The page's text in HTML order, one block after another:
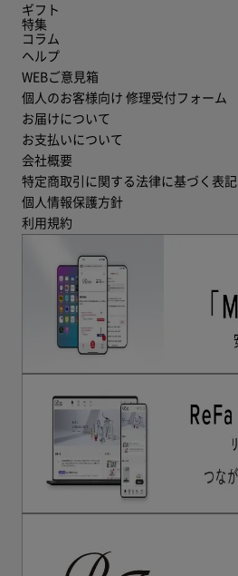
ギフト
特集
コラム
ヘルプ
WEBご意見箱
個人のお客様向け 修理受付フォーム
お届けについて
お支払いについて
会社概要
特定商取引に関する法律に基づく表記
個人情報保護方針
利用規約